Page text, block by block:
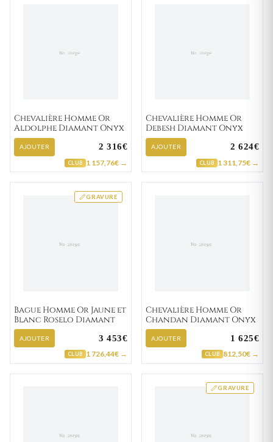
Chevalière Homme Or
Aldolphe Diamant Onyx
AJOUTER 2 316€
CLUB 1 157,76€ →
Chevalière Homme Or
Debesh Diamant Onyx
AJOUTER 2 624€
CLUB 1 311,75€ →
GRAVURE
Bague Homme Or Jaune et
Blanc Roselo Diamant
AJOUTER 3 453€
CLUB 1 726,44€ →
Chevalière Homme Or
Chandan Diamant Onyx
AJOUTER 1 625€
CLUB 812,50€ →
GRAVURE